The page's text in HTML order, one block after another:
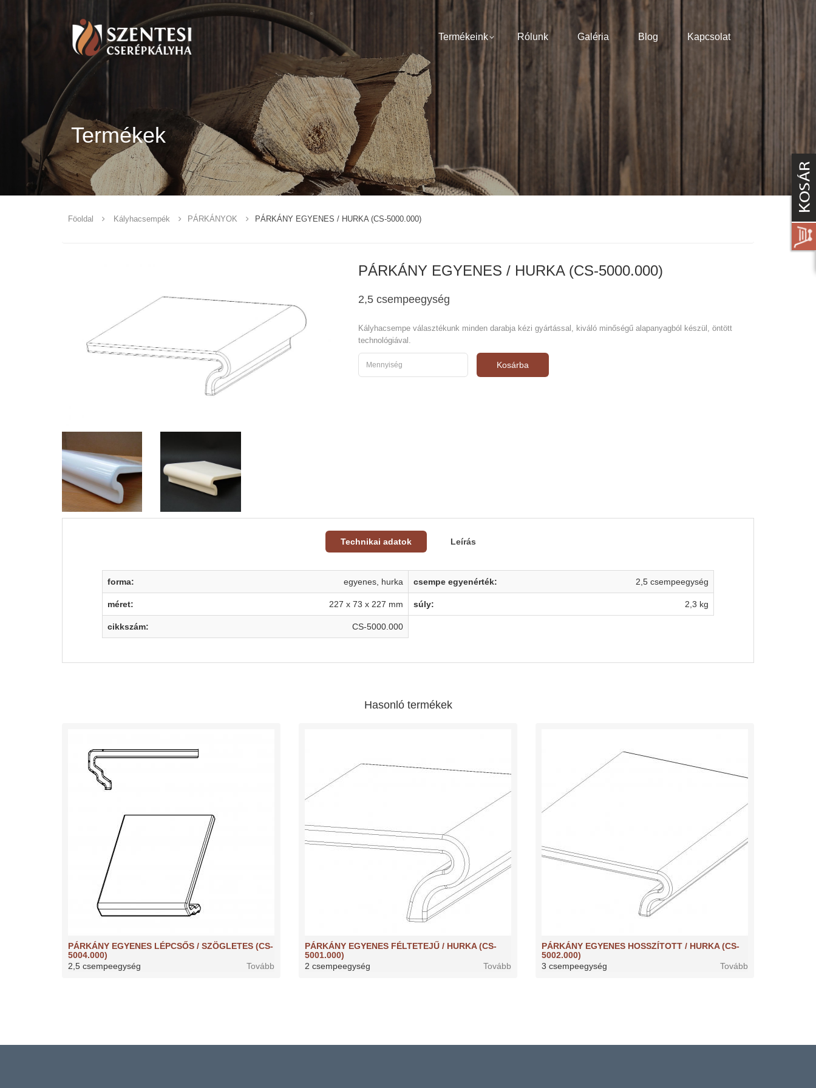
Termékeink Rólunk Galéria Blog Kapcsolat
Termékek
Föoldal Kályhacsempék PÁRKÁNYOK PÁRKÁNY EGYENES / HURKA (CS-5000.000)
PÁRKÁNY EGYENES / HURKA (CS-5000.000)
2,5 csempeegység
Kályhacsempe választékunk minden darabja kézi gyártással, kiváló minőségű alapanyagból készül, öntött
technológiával.
Kosárba
Technikai adatok Leírás
forma: egyenes, hurka csempe egyenérték: 2,5 csempeegység
méret: 227 x 73 x 227 mm súly: 2,3 kg
cikkszám: CS-5000.000
Hasonló termékek
PÁRKÁNY EGYENES LÉPCSŐS / SZÖGLETES (CS-
5004.000)
Tovább
2,5 csempeegység
PÁRKÁNY EGYENES FÉLTETEJŰ / HURKA (CS-
5001.000)
Tovább
2 csempeegység
PÁRKÁNY EGYENES HOSSZÍTOTT / HURKA (CS-
5002.000)
Tovább
3 csempeegység